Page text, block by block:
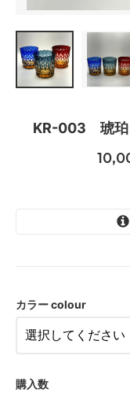
KR-003 琥
カラー colour
購入数